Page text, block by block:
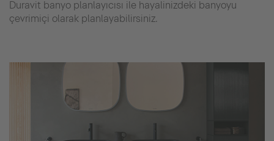
Duravit banyo planlayıcısı ile hayalinizdeki banyoyu
çevrimiçi olarak planlayabilirsiniz.